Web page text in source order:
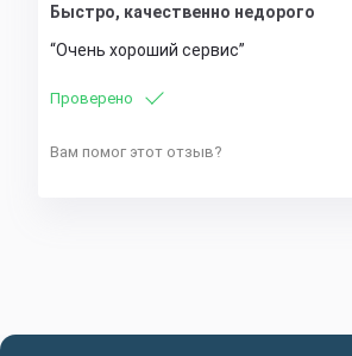
Быстро, качественно недорого
Очень хороший сервис
Проверено
Вам помог этот отзыв?